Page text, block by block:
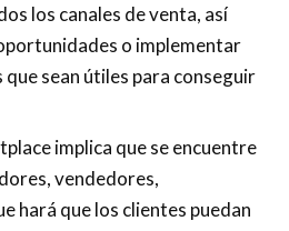
los canales de venta, así
o implementar
sean útiles para conseguir
implica que se encuentre
vendedores,
hará que los clientes puedan